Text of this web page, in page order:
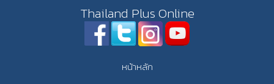
Thailand Plus Online
หน้าหลัก